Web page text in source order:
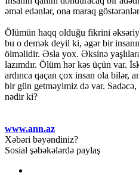
əməl edənlər, ona maraq
Ölümün haqq olduğu fikrini
bu o demək deyil ki, əgər bir
ölməlidir. Əsla yox. Əksinə
lazımdır. Ölüm hər kəs üçün var.
ardınca qaçan çox insan ola bilər,
bir gün getməyimiz də var. Sadəcə,
nədir ki?
www.ann.az
Xəbəri bəyəndiniz?
Sosial şəbəkələrdə paylaş